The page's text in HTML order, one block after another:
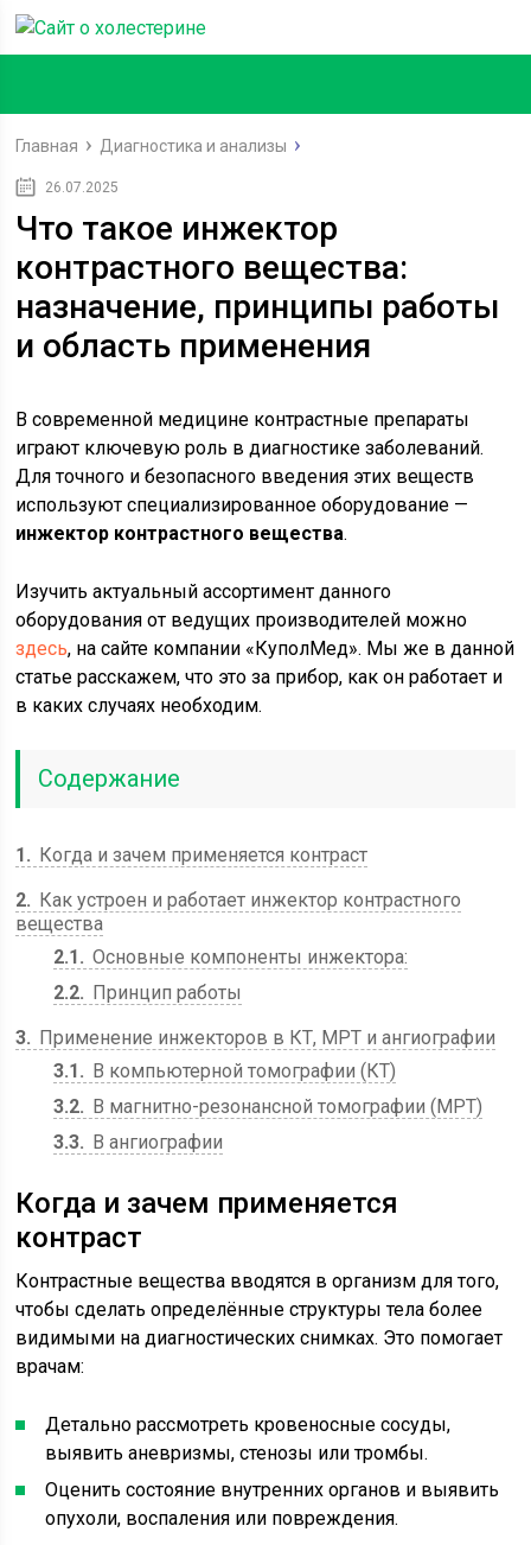
Главная Диагностика и анализы
26.07.2025
Что такое инжектор
контрастного вещества:
назначение, принципы работы
и область применения
В современной медицине контрастные препараты
играют ключевую роль в диагностике заболеваний.
Для точного и безопасного введения этих веществ
используют специализированное оборудование —
инжектор контрастного вещества.
Изучить актуальный ассортимент данного
оборудования от ведущих производителей можно
здесь, на сайте компании «КуполМед». Мы же в данной
статье расскажем, что это за прибор, как он работает и
в каких случаях необходим.
Содержание
1
Когда и зачем применяется контраст
2
Как устроен и работает инжектор контрастного
вещества
2.1
Основные компоненты инжектора:
2.2
Принцип работы
3
Применение инжекторов в КТ, МРТ и ангиографии
3.1
В компьютерной томографии (КТ)
3.2
В магнитно-резонансной томографии (МРТ)
3.3
В ангиографии
Когда и зачем применяется
контраст
Контрастные вещества вводятся в организм для того,
чтобы сделать определённые структуры тела более
видимыми на диагностических снимках. Это помогает
врачам:
Детально рассмотреть кровеносные сосуды,
выявить аневризмы, стенозы или тромбы.
Оценить состояние внутренних органов и выявить
опухоли, воспаления или повреждения.